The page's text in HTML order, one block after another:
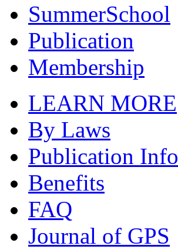
SummerSchool
Publication
Membership
LEARN MORE
By Laws
Publication Info
Benefits
FAQ
Journal of GPS